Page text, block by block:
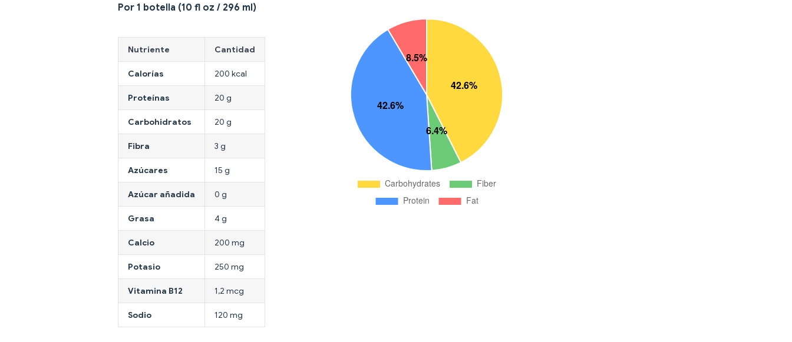
Por 1 botella (10 fl oz / 296 ml)
Nutriente Cantidad
Calorías 200 kcal
Proteínas 20 g
Carbohidratos 20 g
Fibra 3 g
Azúcares 15 g
Azúcar añadida 0 g
Grasa 4 g
Calcio 200 mg
Potasio 250 mg
Vitamina B12 1,2 mcg
Sodio 120 mg